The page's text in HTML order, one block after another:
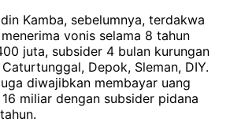
Kamba, sebelumnya, terdakwa
vonis selama 8 tahun
juta, subsider 4 bulan kurungan
Depok, Sleman, DIY.
diwajibkan membayar uang
miliar dengan subsider pidana